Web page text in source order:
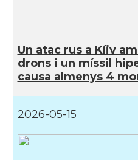
Un atac rus a Kíiv
drons i un míssil
causa almenys 4
2026-05-15